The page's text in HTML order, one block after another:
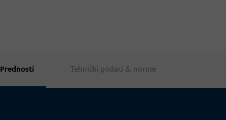
Prednosti Tehnički podaci & norme